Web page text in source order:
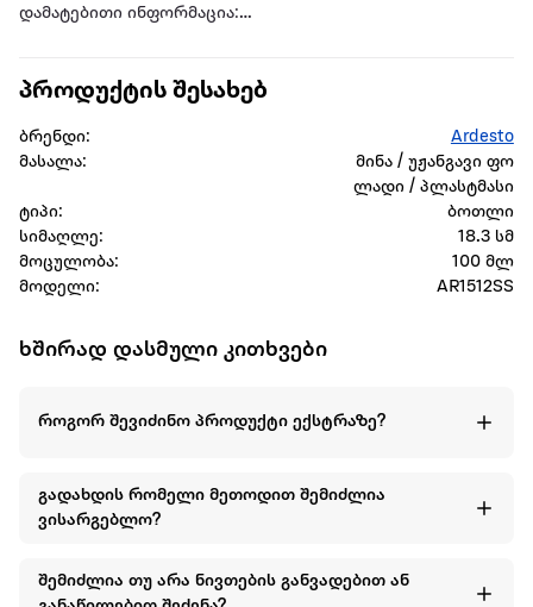
დამატებითი ინფორმაცია:
Gemini, 100 ml
სერვისი: ERC Office
პროდუქტის შესახებ
ბრენდი:
Ardesto
მასალა:
მინა / უჟანგავი ფო
ლადი / პლასტმასი
ტიპი:
ბოთლი
სიმაღლე:
18.3 სმ
მოცულობა:
100 მლ
მოდელი:
AR1512SS
ხშირად დასმული კითხვები
როგორ შევიძინო პროდუქტი ექსტრაზე?
გადახდის რომელი მეთოდით შემიძლია
ვისარგებლო?
შემიძლია თუ არა ნივთების განვადებით ან